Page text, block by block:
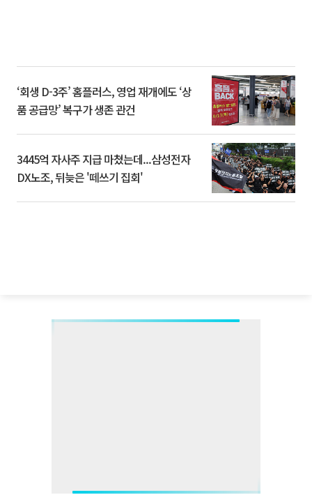
‘회생 D-3주’ 홈플러스, 영업 재개에도 ‘상
품 공급망’ 복구가 생존 관건
3445억 자사주 지급 마쳤는데...삼성전자
DX노조, 뒤늦은 '떼쓰기 집회'